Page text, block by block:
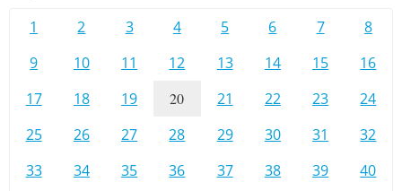
1 2 3 4 5 6 7
8
9
10 11 12 13 14 15
16
17
18 19 20 21 22 23
24
25
26 27 28 29 30 31
32
33
34 35 36 37 38 39
40